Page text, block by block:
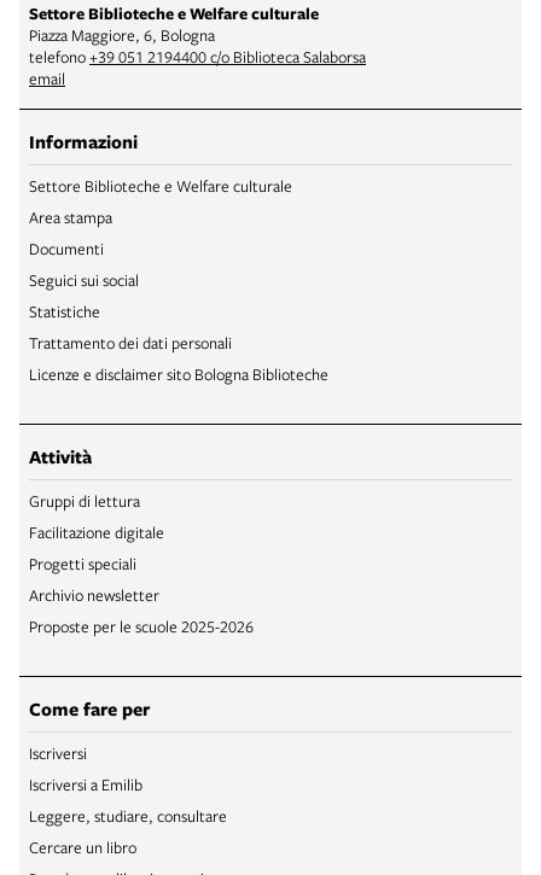
Settore Biblioteche e Welfare culturale
Piazza Maggiore, 6, Bologna
telefono+39 051 2194400 c/o Biblioteca Salaborsa
email
Informazioni
Settore Biblioteche e Welfare culturale
Area stampa
Documenti
Seguici sui social
Statistiche
Trattamento dei dati personali
Licenze e disclaimer sito Bologna Biblioteche
Attività
Gruppi di lettura
Facilitazione digitale
Progetti speciali
Archivio newsletter
Proposte per le scuole 2025-2026
Come fare per
Iscriversi
Iscriversi a Emilib
Leggere, studiare, consultare
Cercare un libro